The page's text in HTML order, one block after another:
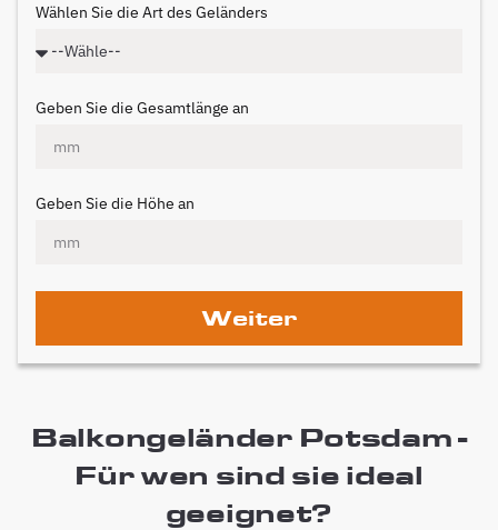
Wählen Sie die Art des Geländers
Geben Sie die Gesamtlänge an
Geben Sie die Höhe an
Weiter
Balkongeländer Potsdam -
Für wen sind sie ideal
geeignet?